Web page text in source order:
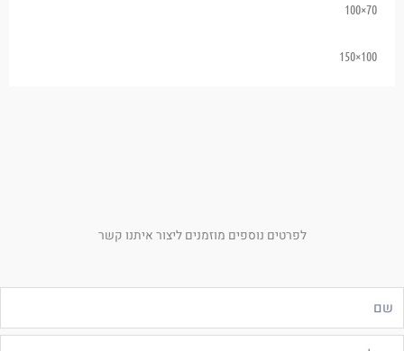
70×100
100×150
לפרטים נוספים מוזמנים ליצור איתנו קשר